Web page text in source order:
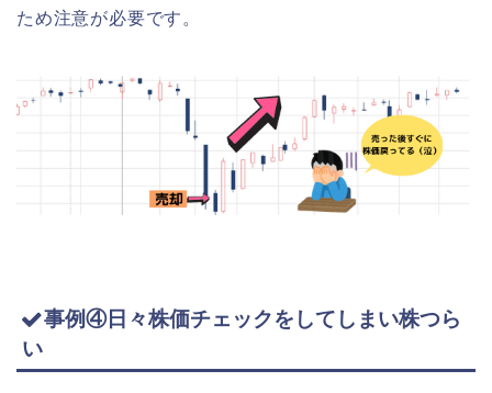
ため注意が必要です。
事例④日々株価チェックをしてしまい株つら
い